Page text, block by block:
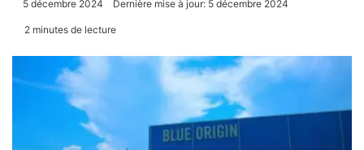
5 décembre 2024 Dernière mise à jour: 5 décembre 2024
2 minutes de lecture